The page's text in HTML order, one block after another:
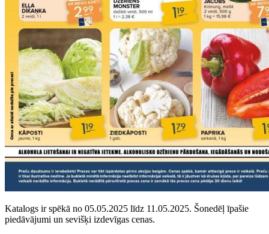
Katalogs ir spēkā no 05.05.2025 līdz 11.05.2025. Šonedēļ īpašie
piedāvājumi un sevišķi izdevīgas cenas.